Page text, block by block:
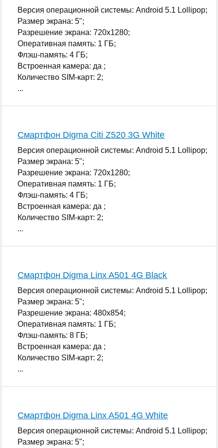
Версия операционной системы: Android 5.1 Lollipop;
Размер экрана: 5";
Разрешение экрана: 720x1280;
Оперативная память: 1 ГБ;
Флэш-память: 4 ГБ;
Встроенная камера: да ;
Количество SIM-карт: 2;
...
Смартфон Digma Citi Z520 3G White
Версия операционной системы: Android 5.1 Lollipop;
Размер экрана: 5";
Разрешение экрана: 720x1280;
Оперативная память: 1 ГБ;
Флэш-память: 4 ГБ;
Встроенная камера: да ;
Количество SIM-карт: 2;
...
Смартфон Digma Linx A501 4G Black
Версия операционной системы: Android 5.1 Lollipop;
Размер экрана: 5";
Разрешение экрана: 480x854;
Оперативная память: 1 ГБ;
Флэш-память: 8 ГБ;
Встроенная камера: да ;
Количество SIM-карт: 2;
...
Смартфон Digma Linx A501 4G White
Версия операционной системы: Android 5.1 Lollipop;
Размер экрана: 5";